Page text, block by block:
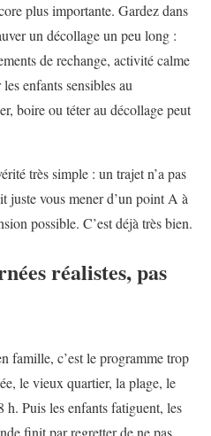
plus importante. Gardez dans
un décollage un peu long :
de rechange, activité calme
enfants sensibles au
boire ou téter au décollage peut
très simple : un trajet n’a pas
juste vous mener d’un point A à
possible. C’est déjà très bien.
réalistes, pas
famille, c’est le programme trop
le vieux quartier, la plage, le
h. Puis les enfants fatiguent, les
finit par regretter de ne pas